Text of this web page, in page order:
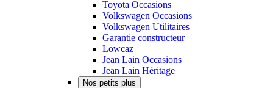
Toyota Occasions
Volkswagen Occasions
Volkswagen Utilitaires
Garantie constructeur
Lowcaz
Jean Lain Occasions
Jean Lain Héritage
Nos petits plus